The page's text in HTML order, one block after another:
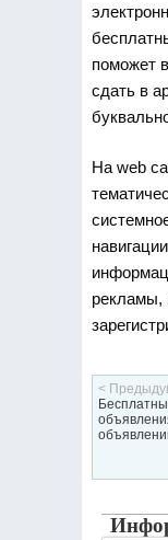
поможет
сдать в
На web
рекламы,
<